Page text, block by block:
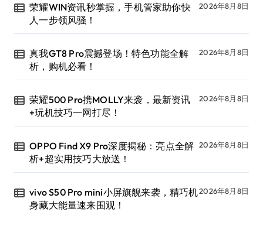
荣耀WIN资讯秒掌握，手机管家助你快
人一步领风骚！
2026年8月8日
真我GT8 Pro震撼登场！特色功能全解
析，购机必看！
2026年8月8日
荣耀500 Pro携MOLLY来袭，最新资讯
+玩机技巧一网打尽！
2026年8月8日
OPPO Find X9 Pro深度揭秘：亮点全解
析+超实用技巧大放送！
2026年8月8日
vivo S50 Pro mini小屏旗舰来袭，精巧机
身藏大能量速来围观！
2026年8月8日